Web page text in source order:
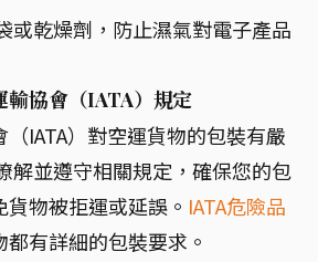
或乾燥劑，防止濕氣對電子產品
輸協會（IATA）規定
IATA）對空運貨物的包裝有嚴
解並遵守相關規定，確保您的包
物被拒運或延誤。 IATA危險品
有詳細的包裝要求。